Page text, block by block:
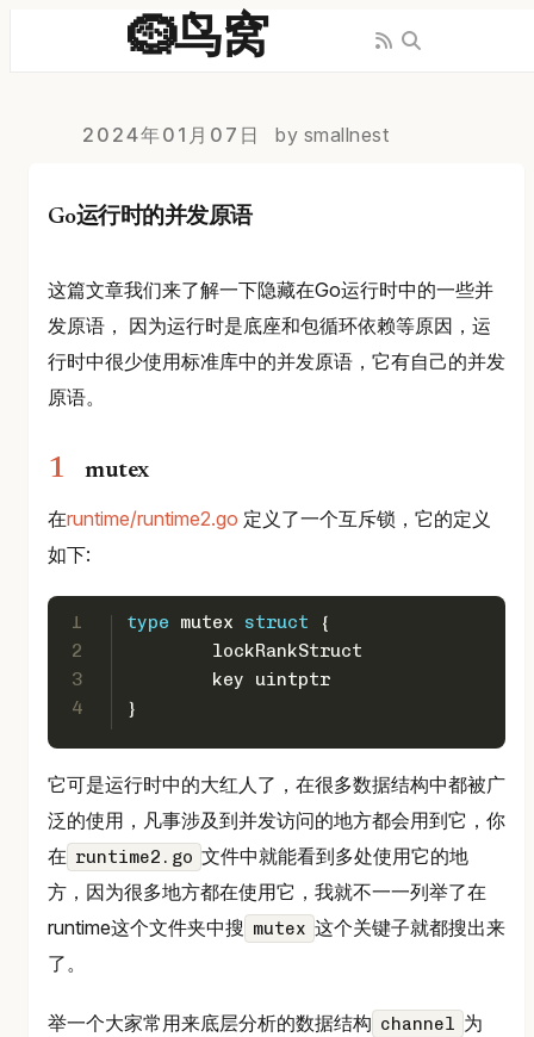
🪹鸟窝
2024年01月07日 by smallnest
Go运行时的并发原语
这篇文章我们来了解一下隐藏在Go运行时中的一些并
发原语， 因为运行时是底座和包循环依赖等原因，运
行时中很少使用标准库中的并发原语，它有自己的并发
原语。
mutex
在runtime/runtime2.go 定义了一个互斥锁，它的定义
如下:
1
2
3
4
type mutex struct {
	lockRankStruct
	key
uintptr
}
它可是运行时中的大红人了，在很多数据结构中都被广
泛的使用，凡事涉及到并发访问的地方都会用到它，你
在 runtime2.go 文件中就能看到多处使用它的地
方，因为很多地方都在使用它，我就不一一列举了在
runtime这个文件夹中搜 mutex 这个关键子就都搜出来
了。
举一个大家常用来底层分析的数据结构 channel 为